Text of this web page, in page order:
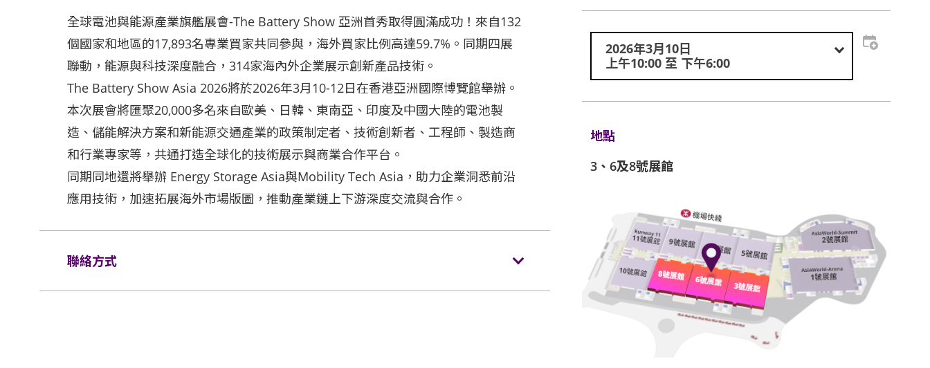
全球電池與能源產業旗艦展會-The Battery Show 亞洲首秀取得圓滿成功！來自132
個國家和地區的17,893名專業買家共同參與，海外買家比例高達59.7%。同期四展
聯動，能源與科技深度融合，314家海內外企業展示創新產品技術。
The Battery Show Asia 2026將於2026年3月10-12日在香港亞洲國際博覽館舉辦。
本次展會將匯聚20,000多名來自歐美、日韓、東南亞、印度及中國大陸的電池製
造、儲能解決方案和新能源交通產業的政策制定者、技術創新者、工程師、製造商
和行業專家等，共通打造全球化的技術展示與商業合作平台。
同期同地還將舉辦 Energy Storage Asia與Mobility Tech Asia，助力企業洞悉前沿
應用技術，加速拓展海外市場版圖，推動產業鏈上下游深度交流與合作。
聯絡方式
2026年3月10日
上午10:00 至 下午6:00
地點
3、6及8號展館